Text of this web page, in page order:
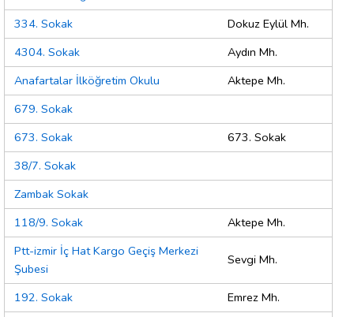
334. Sokak
Dokuz Eylül Mh.
4304. Sokak
Aydın Mh.
Anafartalar İlköğretim Okulu
Aktepe Mh.
679. Sokak
673. Sokak
673. Sokak
38/7. Sokak
Zambak Sokak
118/9. Sokak
Aktepe Mh.
Ptt-izmir İç Hat Kargo Geçiş Merkezi
Şubesi
Sevgi Mh.
192. Sokak
Emrez Mh.